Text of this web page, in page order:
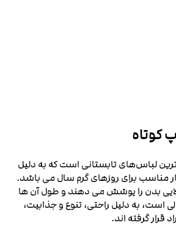
کوتاه
لباس‌های تابستانی است که به دلیل
مناسب برای روزهای گرم سال می‌ باشد.
بدن را پوشش می‌ دهند و طول آن‌ ها
است، به دلیل راحتی، تنوع و جذابیت،
قرار گرفته‌ اند.